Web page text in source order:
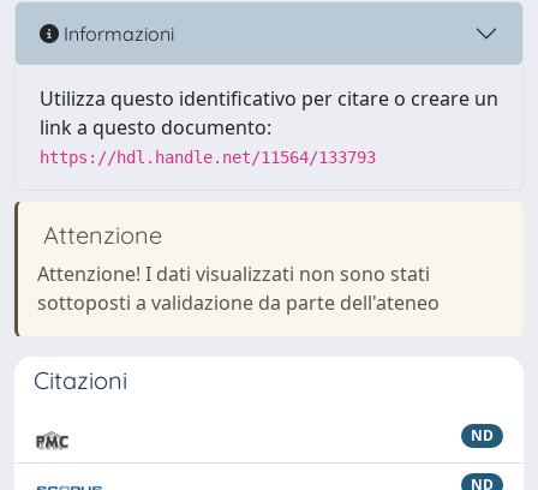
Informazioni
Utilizza questo identificativo per citare o creare un
link a questo documento:
https://hdl.handle.net/11564/133793
Attenzione
Attenzione! I dati visualizzati non sono stati
sottoposti a validazione da parte dell'ateneo
Citazioni
ND
ND